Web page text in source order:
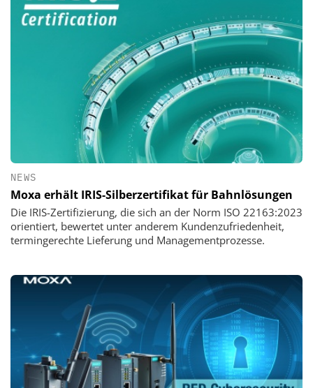
NEWS
Moxa erhält IRIS-Silberzertifikat für Bahnlösungen
Die IRIS-Zertifizierung, die sich an der Norm ISO 22163:2023
orientiert, bewertet unter anderem Kundenzufriedenheit,
termingerechte Lieferung und Managementprozesse.